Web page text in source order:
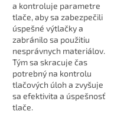
a kontroluje parametre
tlače, aby sa zabezpečili
úspešné výtlačky a
zabránilo sa použitiu
nesprávnych materiálov.
Tým sa skracuje čas
potrebný na kontrolu
tlačových úloh a zvyšuje
sa efektivita a úspešnosť
tlače.